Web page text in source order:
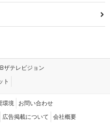
ザテレビジョン
ト
環境 お問い合わせ
広告掲載について 会社概要